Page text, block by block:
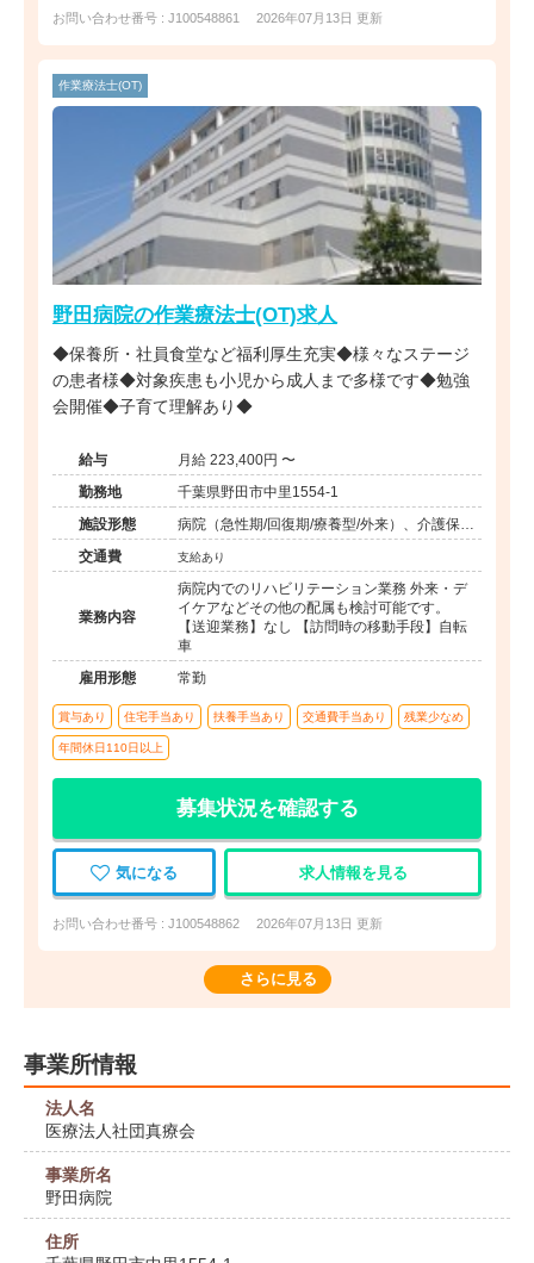
お問い合わせ番号 : J100548861 2026年07月13日 更新
作業療法士(OT)
野田病院の作業療法士(OT)求人
◆保養所・社員食堂など福利厚生充実◆様々なステージ
の患者様◆対象疾患も小児から成人まで多様です◆勉強
会開催◆子育て理解あり◆
給与
月給 223,400円 〜
勤務地
千葉県野田市中里1554-1
施設形態
病院（急性期/回復期/療養型/外来）、介護保険
関連施設（デイケア/訪問看護・リハ）
交通費 支給あり
業務内容
病院内でのリハビリテーション業務 外来・デ
イケアなどその他の配属も検討可能です。
【送迎業務】なし 【訪問時の移動手段】自転
車
雇用形態
常勤
賞与あり 住宅手当あり 扶養手当あり 交通費手当あり 残業少なめ
年間休日110日以上
募集状況を確認する
気になる 求人情報を見る
お問い合わせ番号 : J100548862 2026年07月13日 更新
さらに見る
事業所情報
法人名
医療法人社団真療会
事業所名
野田病院
住所